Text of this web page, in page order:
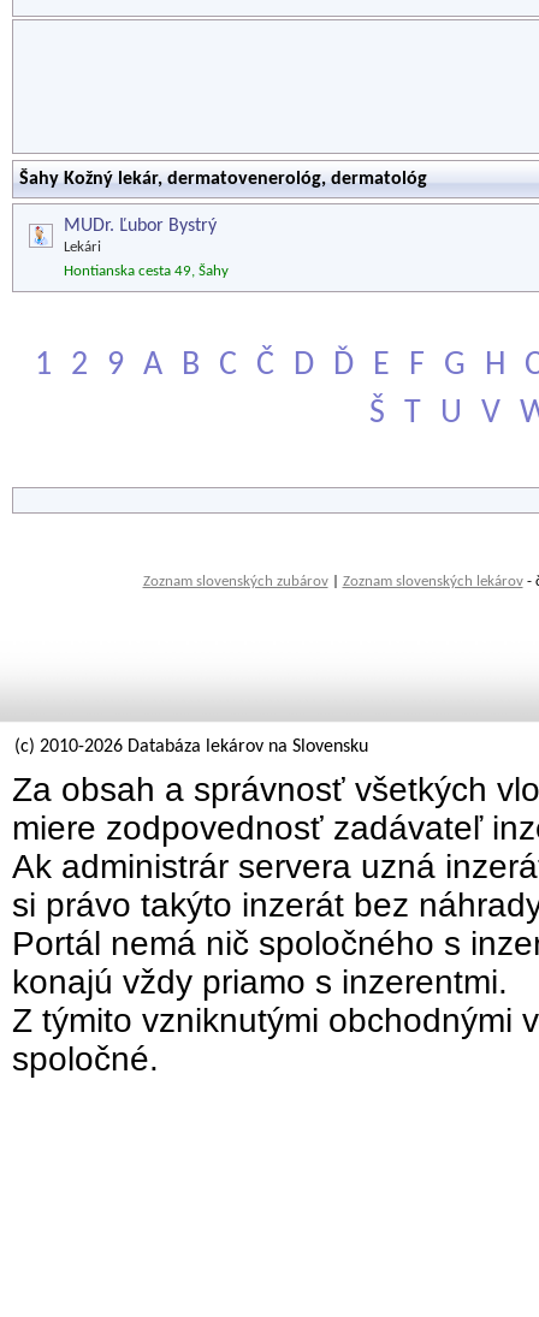
Šahy Kožný lekár, dermatovenerológ, dermatológ
MUDr. Ľubor Bystrý
Lekári
Hontianska cesta 49, Šahy
1 2 9 A B C Č D Ď E F G H
Š
T U V
Zoznam slovenských zubárov| Zoznam slovenských lekárov-
(c) 2010-2026 Databáza lekárov na Slovensku
Za obsah a správnosť všetkých
miere zodpovednosť zadávateľ
Ak administrár servera uzná
si právo takýto inzerát bez
Portál nemá nič spoločného s
konajú vždy priamo s inzerentmi.
Z týmito vzniknutými obchodnými
spoločné.